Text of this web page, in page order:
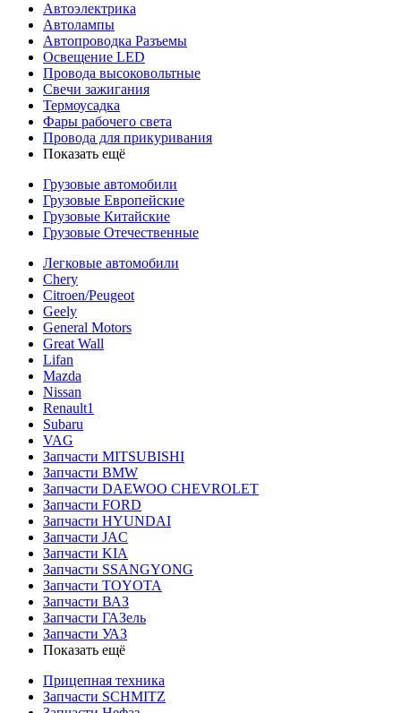
Автоэлектрика
Автолампы
Автопроводка Разъемы
Освещение LED
Провода высоковольтные
Свечи зажигания
Термоусадка
Фары рабочего света
Провода для прикуривания
Показать ещё
Грузовые автомобили
Грузовые Европейские
Грузовые Китайские
Грузовые Отечественные
Легковые автомобили
Chery
Citroen/Peugeot
Geely
General Motors
Great Wall
Lifan
Mazda
Nissan
Renault1
Subaru
VAG
Запчасти MITSUBISHI
Запчасти BMW
Запчасти DAEWOO CHEVROLET
Запчасти FORD
Запчасти HYUNDAI
Запчасти JAC
Запчасти KIA
Запчасти SSANGYONG
Запчасти TOYOTA
Запчасти ВАЗ
Запчасти ГАЗель
Запчасти УАЗ
Показать ещё
Прицепная техника
Запчасти SCHMITZ